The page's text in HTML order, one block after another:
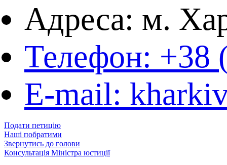
Адреса: м.
Телефон: +38
E-mail:
Подати петицію
Наші побратими
Звернутись до голови
Консультація Міністра юстиції